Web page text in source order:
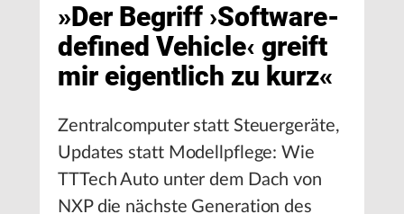
»Der Begriff ›Software-
defined Vehicle‹ greift
mir eigentlich zu kurz«
Zentralcomputer statt Steuergeräte,
Updates statt Modellpflege: Wie
TTTech Auto unter dem Dach von
NXP die nächste Generation des